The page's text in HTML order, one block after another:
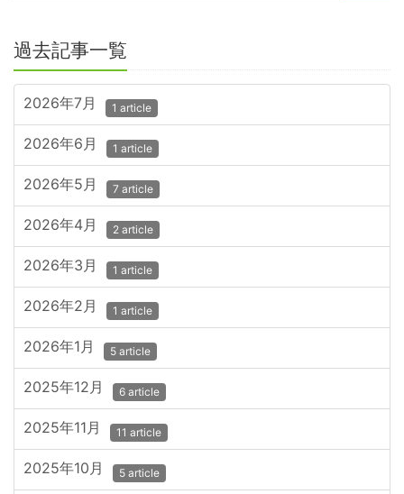
過去記事一覧
2026年7月 1 article
2026年6月 1 article
2026年5月 7 article
2026年4月 2 article
2026年3月 1 article
2026年2月 1 article
2026年1月 5 article
2025年12月 6 article
2025年11月 11 article
2025年10月 5 article